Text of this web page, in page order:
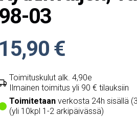
98-03
15,90 €
Toimituskulut alk. 4,90e
Ilmainen toimitus yli 90 € tilauksiin
Toimitetaanverkosta 24h sisällä
(yli 10kpl 1-2 arkipäivässä)